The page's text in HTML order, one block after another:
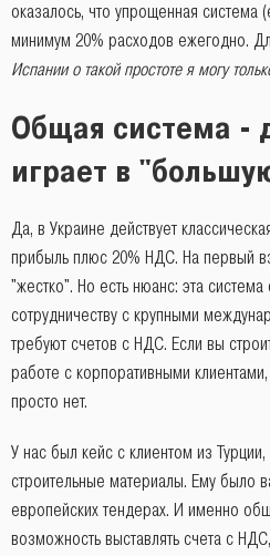
оказалось, что упрощенная система
минимум 20% расходов ежегодно.
Испании о такой простоте я могу
Общая система -
играет в
Да, в Украине действует
прибыль плюс 20% НДС. На первый
"жестко". Но есть нюанс: эта
сотрудничеству с крупными
требуют счетов с НДС. Если вы
работе с корпоративными
просто нет.
У нас был кейс с клиентом из
строительные материалы. Ему было
европейских тендерах. И именно
возможность выставлять счета с